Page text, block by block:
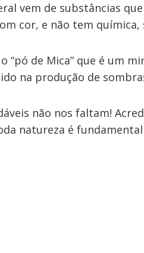
vem de substâncias
cor, e não tem química,
o “pó de Mica” que é um
na produção de
não nos faltam!
natureza é